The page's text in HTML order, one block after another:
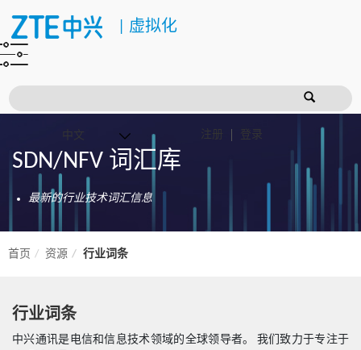
虚拟化
注册 登录
SDN/NFV 词汇库
最新的行业技术词汇信息
首页 资源 行业词条
行业词条
中兴通讯是电信和信息技术领域的全球领导者。 我们致力于专注于